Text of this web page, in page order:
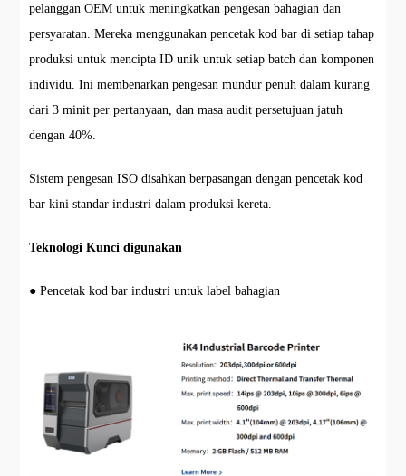
pelanggan OEM untuk meningkatkan pengesan bahagian dan
persyaratan. Mereka menggunakan pencetak kod bar di setiap tahap
produksi untuk mencipta ID unik untuk setiap batch dan komponen
individu. Ini membenarkan pengesan mundur penuh dalam kurang
dari 3 minit per pertanyaan, dan masa audit persetujuan jatuh
dengan 40%.
Sistem pengesan ISO disahkan berpasangan dengan pencetak kod
bar kini standar industri dalam produksi kereta.
Teknologi Kunci digunakan
● Pencetak kod bar industri untuk label bahagian